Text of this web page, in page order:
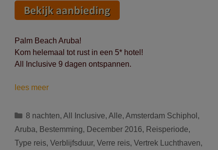
Palm Beach Aruba!
Kom helemaal tot rust in een 5* hotel!
All Inclusive 9 dagen ontspannen.
lees meerVertrek
naar
Palm
Beach
Categorieën
8 nachten, All Inclusive, Alle, Amsterdam Schiphol ,
Aruba, Bestemming, December 2016, Reisperiode,
Type reis, Verblijfsduur, Verre reis, Vertrek Luchthaven,